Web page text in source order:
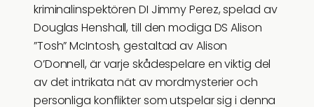
kriminalinspektören DI Jimmy Perez, spelad av
Douglas Henshall, till den modiga DS Alison
”Tosh” McIntosh, gestaltad av Alison
O’Donnell, är varje skådespelare en viktig del
av det intrikata nät av mordmysterier och
personliga konflikter som utspelar sig i denna